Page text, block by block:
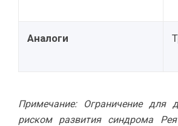
Аналоги
Примечание: Ограничение для
риском развития синдрома